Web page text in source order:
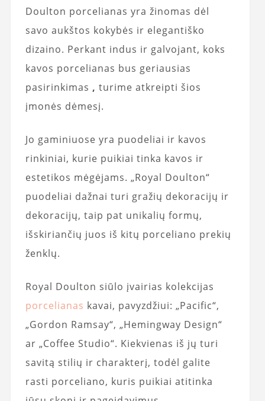
Doulton porcelianas yra žinomas dėl
savo aukštos kokybės ir elegantiško
dizaino. Perkant indus ir galvojant, koks
kavos porcelianas bus geriausias
pasirinkimas , turime atkreipti šios
įmonės dėmesį.
Jo gaminiuose yra puodeliai ir kavos
rinkiniai, kurie puikiai tinka kavos ir
estetikos mėgėjams. „Royal Doulton“
puodeliai dažnai turi gražių dekoracijų ir
dekoracijų, taip pat unikalių formų,
išskiriančių juos iš kitų porceliano prekių
ženklų.
Royal Doulton siūlo įvairias kolekcijas
porcelianas kavai, pavyzdžiui: „Pacific“,
„Gordon Ramsay“, „Hemingway Design“
ar „Coffee Studio“. Kiekvienas iš jų turi
savitą stilių ir charakterį, todėl galite
rasti porceliano, kuris puikiai atitinka